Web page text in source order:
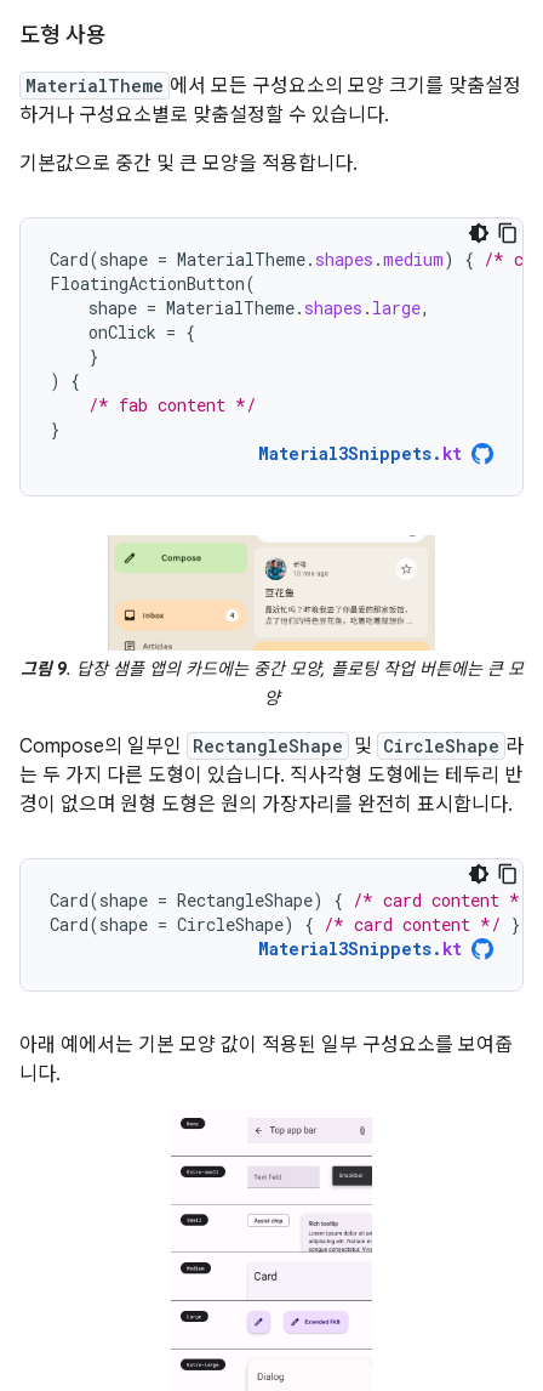
도형 사용
MaterialTheme 에서 모든 구성요소의 모양 크기를 맞춤설정
하거나 구성요소별로 맞춤설정할 수 있습니다.
기본값으로 중간 및 큰 모양을 적용합니다.
Card(shape = MaterialTheme. shapes .medium) { /*
FloatingActionButton(
shape = MaterialTheme. shapes . large,
onClick = {
}
)
{
/* fab content */
}
Material3Snippets. kt
그림 9. 답장 샘플 앱의 카드에는 중간 모양, 플로팅 작업 버튼에는 큰 모
양
Compose의 일부인 RectangleShape 및 CircleShape 라
는 두 가지 다른 도형이 있습니다. 직사각형 도형에는 테두리 반
경이 없으며 원형 도형은 원의 가장자리를 완전히 표시합니다.
Card(shape = RectangleShape) { /* card content */
Card(shape = CircleShape) { /* card content */ }
Material3Snippets. kt
아래 예에서는 기본 모양 값이 적용된 일부 구성요소를 보여줍
니다.